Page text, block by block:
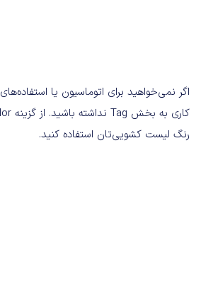
اگر نمی‌خواهید برای اتوماسیون یا
رنگ لیست کشویی‌تان استفاده کنید.